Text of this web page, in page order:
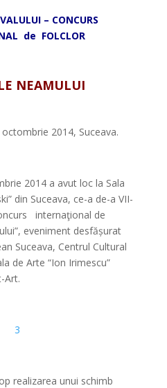
– CONCURS
de FOLCLOR
NEAMULUI
2014, Suceava.
2014 a avut loc la Sala
din Suceava, ce-a de-a VII-
internaţional de
eveniment desfășurat
Suceava, Centrul Cultural
de Arte “Ion Irimescu”
Art.
realizarea unui schimb